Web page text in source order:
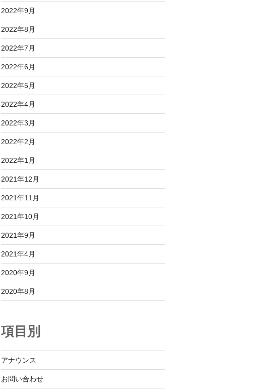
2022年9月
2022年8月
2022年7月
2022年6月
2022年5月
2022年4月
2022年3月
2022年2月
2022年1月
2021年12月
2021年11月
2021年10月
2021年9月
2021年4月
2020年9月
2020年8月
項目別
アナウンス
お問い合わせ